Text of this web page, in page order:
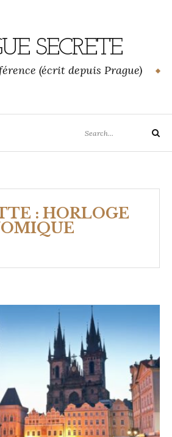
SECRETE
(écrit depuis Prague)
for:
Search
: HORLOGE